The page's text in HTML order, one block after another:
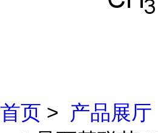
首页 > 产品展厅